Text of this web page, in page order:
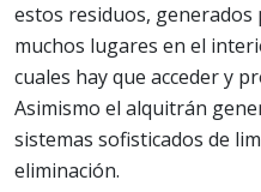
estos residuos,
muchos lugares en el
cuales hay que acceder y
Asimismo el alquitrán
sistemas sofisticados de
eliminación.